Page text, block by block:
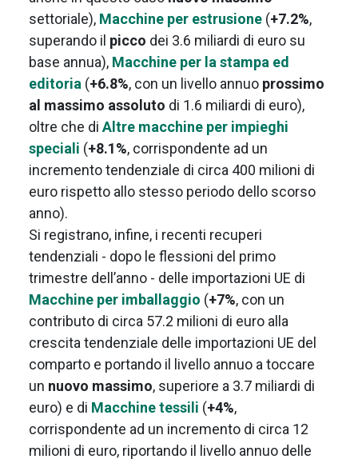
settoriale), Macchine per estrusione (+7.2%,
superando il picco dei 3.6 miliardi di euro su
base annua), Macchine per la stampa ed
editoria (+6.8%, con un livello annuo prossimo
al massimo assoluto di 1.6 miliardi di euro),
oltre che diAltre macchine per impieghi
speciali (+8.1%, corrispondente ad un
incremento tendenziale di circa 400 milioni di
euro rispetto allo stesso periodo dello scorso
anno).
Si registrano, infine, i recenti recuperi
tendenziali - dopo le flessioni del primo
trimestre dell’anno - delle importazioni UE di
Macchine per imballaggio (+7%, con un
contributo di circa 57.2 milioni di euro alla
crescita tendenziale delle importazioni UE del
comparto e portando il livello annuo a toccare
un nuovo massimo, superiore a 3.7 miliardi di
euro) e di Macchine tessili (+4%,
corrispondente ad un incremento di circa 12
milioni di euro, riportando il livello annuo delle